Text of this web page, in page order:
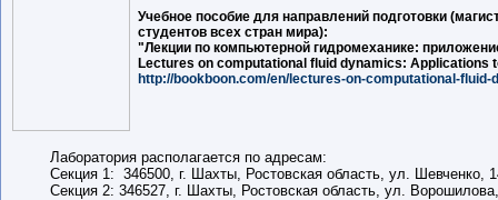
Учебное пособие для направлений подготовки
студентов всех стран мира):
"Лекции по компьютерной гидромеханике:
Lectures on computational fluid dynamics: Applications
http://bookboon.com/en/lectures-on-computational-fluid-
Лаборатория располагается по адресам:
Секция 1: 346500, г. Шахты, Ростовская область, ул. Шевченко,
Секция 2: 346527, г. Шахты, Ростовская область, ул.